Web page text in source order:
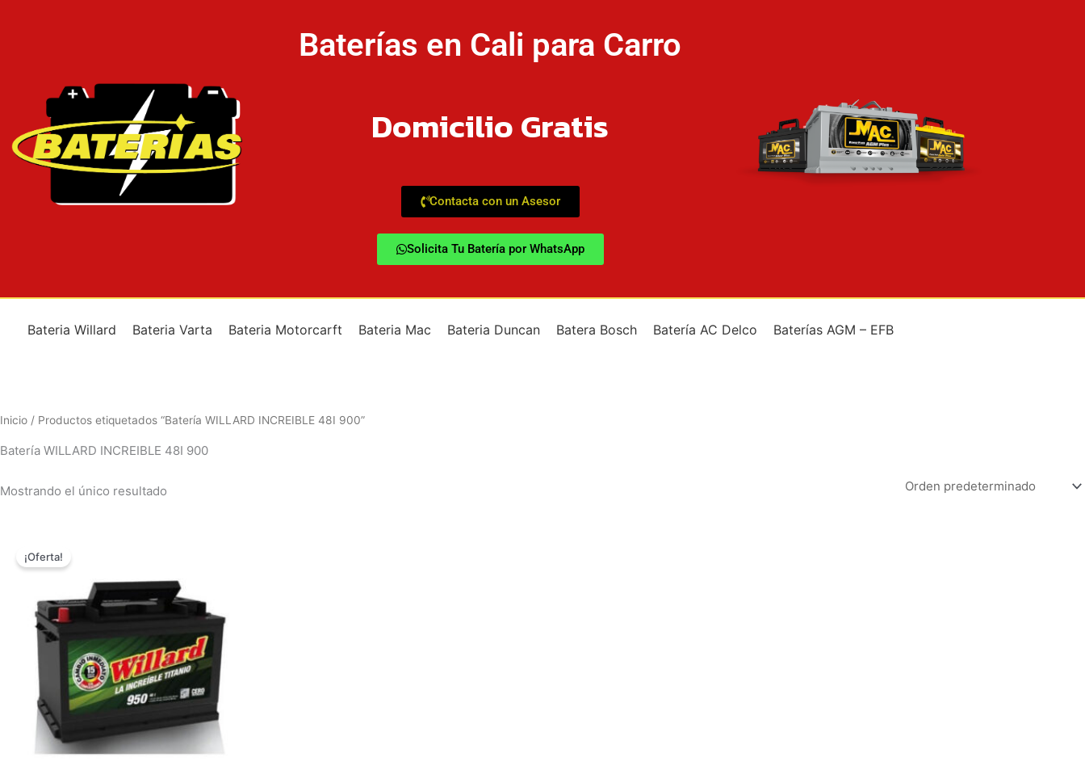
Baterías en Cali para Carro
Domicilio Gratis
Contacta con un Asesor
Solicita Tu Batería por WhatsApp
Bateria Willard Bateria Varta Bateria Motorcarft Bateria Mac Bateria Duncan Batera Bosch Batería AC Delco Baterías AGM – EFB
Inicio / Productos etiquetados “Batería WILLARD INCREIBLE 48I 900”
Batería WILLARD INCREIBLE 48I 900
Mostrando el único resultado
¡Oferta!
$498,000.00.
es:
$480,000.00.